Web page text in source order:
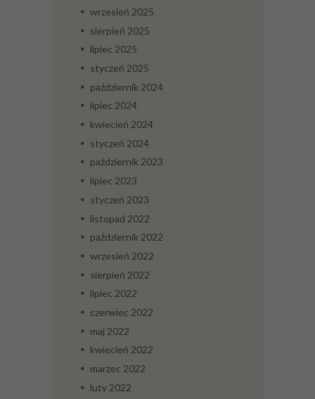
wrzesień 2025
sierpień 2025
lipiec 2025
styczeń 2025
październik 2024
lipiec 2024
kwiecień 2024
styczeń 2024
październik 2023
lipiec 2023
styczeń 2023
listopad 2022
październik 2022
wrzesień 2022
sierpień 2022
lipiec 2022
czerwiec 2022
maj 2022
kwiecień 2022
marzec 2022
luty 2022